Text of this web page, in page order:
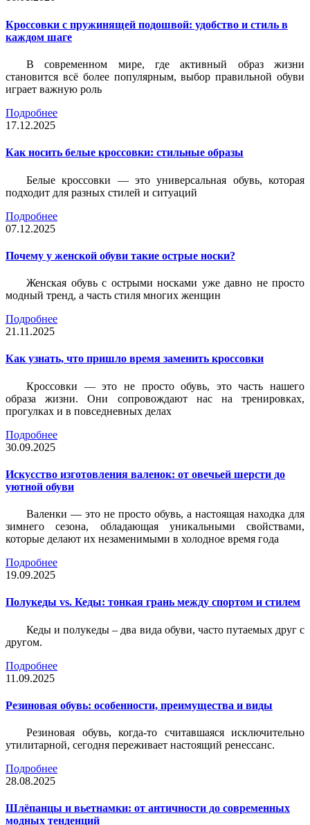
Кроссовки с пружинящей подошвой: удобство и стиль в
каждом шаге
В современном мире, где активный образ жизни
становится всё более популярным, выбор правильной обуви
играет важную роль
Подробнее
17.12.2025
Как носить белые кроссовки: стильные образы
Белые кроссовки — это универсальная обувь, которая
подходит для разных стилей и ситуаций
Подробнее
07.12.2025
Почему у женской обуви такие острые носки?
Женская обувь с острыми носками уже давно не просто
модный тренд, а часть стиля многих женщин
Подробнее
21.11.2025
Как узнать, что пришло время заменить кроссовки
Кроссовки — это не просто обувь, это часть нашего
образа жизни. Они сопровождают нас на тренировках,
прогулках и в повседневных делах
Подробнее
30.09.2025
Искусство изготовления валенок: от овечьей шерсти до
уютной обуви
Валенки — это не просто обувь, а настоящая находка для
зимнего сезона, обладающая уникальными свойствами,
которые делают их незаменимыми в холодное время года
Подробнее
19.09.2025
Полукеды vs. Кеды: тонкая грань между спортом и стилем
Кеды и полукеды – два вида обуви, часто путаемых друг с
другом.
Подробнее
11.09.2025
Резиновая обувь: особенности, преимущества и виды
Резиновая обувь, когда-то считавшаяся исключительно
утилитарной, сегодня переживает настоящий ренессанс.
Подробнее
28.08.2025
Шлёпанцы и вьетнамки: от античности до современных
модных тенденций